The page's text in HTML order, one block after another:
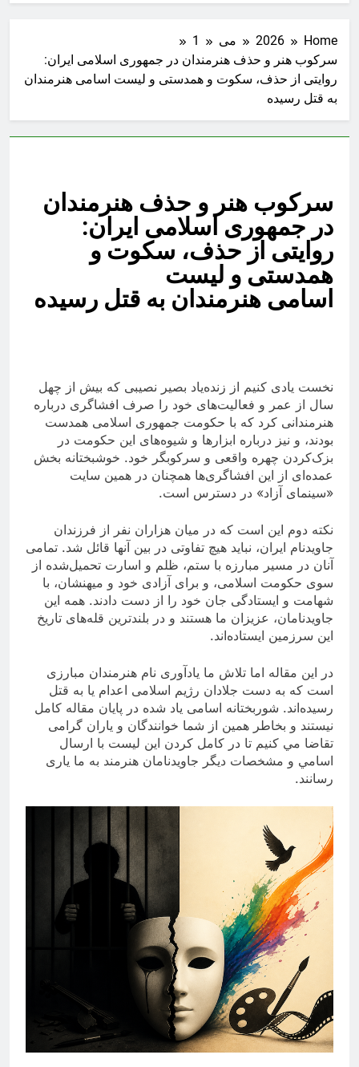
Home
2026 می
1
سرکوب هنر و حذف هنرمندان در جمهوری اسلامی ایران:
روایتی از حذف، سکوت و همدستی و ليست اسامى هنرمندان
به قتل رسيده
سرکوب هنر و حذف هنرمندان
در جمهوری اسلامی ایران:
روایتی از حذف، سکوت و
همدستی و ليست
اسامى هنرمندان به قتل رسيده
نخست یادى کنیم از زنده‌یاد بصیر نصیبی که بیش از چهل
سال از عمر و فعالیت‌های خود را صرف افشاگری درباره
هنرمندانی کرد که با حکومت جمهوری اسلامی همدست
بودند، و نیز درباره ابزارها و شیوه‌های این حکومت در
بزک‌کردن چهره واقعی و سرکوبگر خود. خوشبختانه بخش
عمده‌ای از این افشاگری‌ها همچنان در همین سایت
«سینمای آزاد» در دسترس است.
نکته دوم این است که در میان هزاران نفر از فرزندان
جاویدنام ایران، نباید هیچ تفاوتی در بين آنها قائل شد. تمامی
آنان در مسیر مبارزه با ستم، ظلم و اسارت تحمیل‌شده از
سوی حکومت اسلامی، و برای آزادی خود و میهنشان، با
شهامت و ایستادگی جان خود را از دست دادند. همه این
جاویدنامان، عزیزان ما هستند و در بلندترین قله‌های تاریخ
این سرزمین ایستاده‌اند.
در این مقاله اما تلاش ما یادآوری نام هنرمندان مبارزی
است که به دست جلادان رژیم اسلامی اعدام یا به قتل
رسیده‌اند. شوربختانه اسامى ياد شده در پايان مقاله کامل
نيستند و بخاطر همين از شما خوانندگان و ياران گرامى
تقاضا مي کنيم تا در کامل کردن اين ليست با ارسال
اسامي و مشخصات ديگر جاويدنامان هنرمند به ما يارى
رسانند.